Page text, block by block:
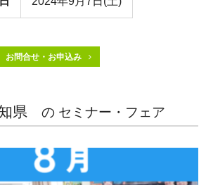
お問合せ・お申込み
県 の セミナー・フェア